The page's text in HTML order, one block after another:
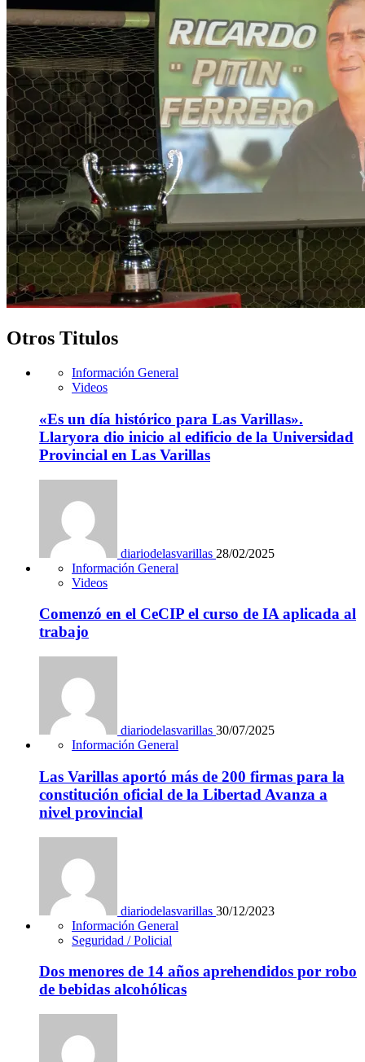
Otros Titulos
Información General
Videos
«Es un día histórico para Las Varillas».
Llaryora dio inicio al edificio de la Universidad
Provincial en Las Varillas
diariodelasvarillas 28/02/2025
Información General
Videos
Comenzó en el CeCIP el curso de IA aplicada al
trabajo
diariodelasvarillas 30/07/2025
Información General
Las Varillas aportó más de 200 firmas para la
constitución oficial de la Libertad Avanza a
nivel provincial
diariodelasvarillas 30/12/2023
Información General
Seguridad / Policial
Dos menores de 14 años aprehendidos por robo
de bebidas alcohólicas